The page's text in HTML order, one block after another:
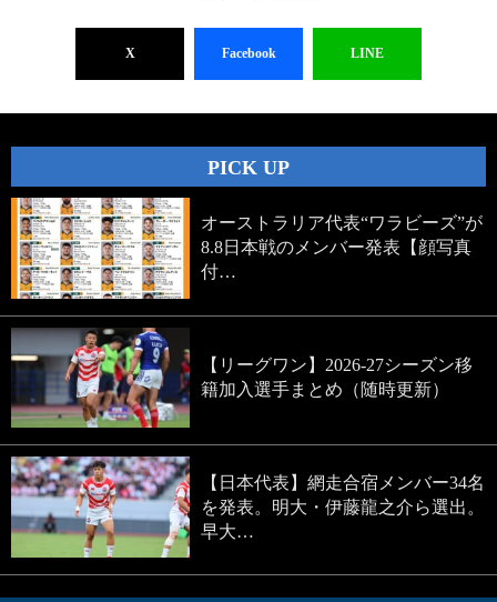
X Facebook LINE
PICK UP
オーストラリア代表“ワラビーズ”が
8.8日本戦のメンバー発表【顔写真
付…
【リーグワン】2026-27シーズン移
籍加入選手まとめ（随時更新）
【日本代表】網走合宿メンバー34名
を発表。明大・伊藤龍之介ら選出。
早大…